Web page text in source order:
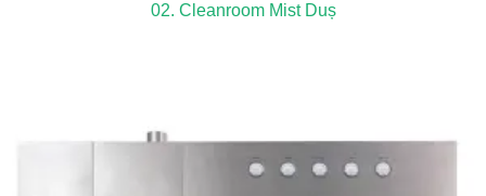
02. Cleanroom Mist Duș